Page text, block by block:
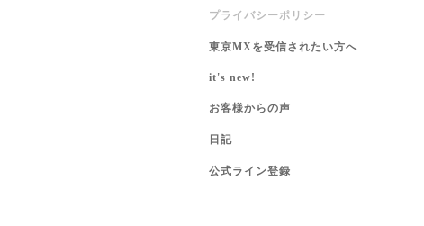
プライバシーポリシー
東京MXを受信されたい方へ
it's new!
お客様からの声
日記
公式ライン登録